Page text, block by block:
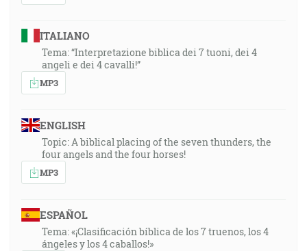
ITALIANO
Tema: “Interpretazione biblica dei 7 tuoni, dei 4
angeli e dei 4 cavalli!”
MP3
ENGLISH
Topic: A biblical placing of the seven thunders, the
four angels and the four horses!
MP3
ESPAÑOL
Tema: «¡Clasificación bíblica de los 7 truenos, los 4
ángeles y los 4 caballos!»